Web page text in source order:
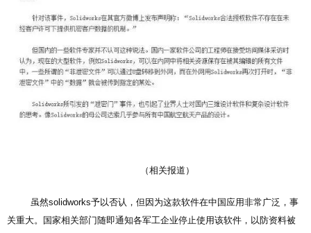
（相关报道）
虽然solidworks予以否认，但因为这款软件在中国应用非常广泛，事
关重大。国家相关部门随即通知各军工企业停止使用该软件，以防资料被